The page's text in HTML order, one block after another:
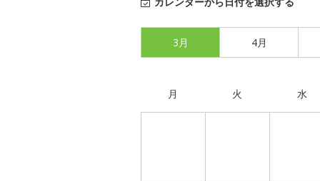
3月 4月
月 火 水